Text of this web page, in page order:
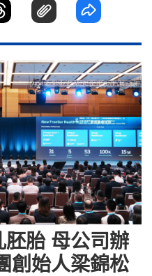
胎 母公司辦
創始人梁錦松